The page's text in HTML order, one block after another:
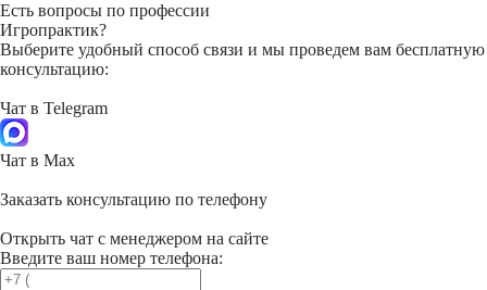
Есть вопросы по профессии
Игропрактик?
Выберите удобный способ связи и мы проведем вам бесплатную
консультацию:
Чат в Telegram
Чат в Max
Заказать консультацию по телефону
Открыть чат с менеджером на сайте
Введите ваш номер телефона: